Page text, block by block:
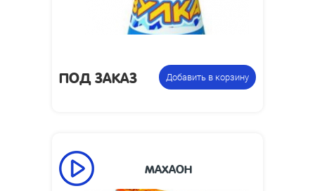
пиротехнический
ПОД ЗАКАЗ Добавить в корзину
МАХАОН